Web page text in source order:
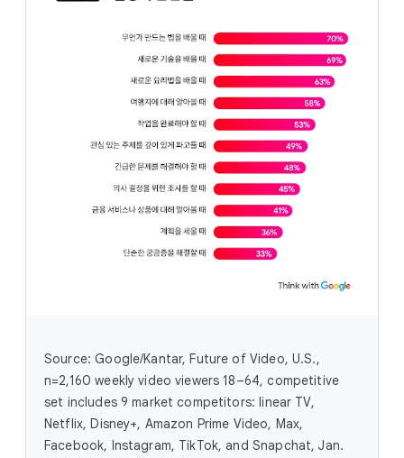
Source: Google/Kantar, Future of Video, U.S.,
n=2,160 weekly video viewers 18–64, competitive
set includes 9 market competitors: linear TV,
Netflix, Disney+, Amazon Prime Video, Max,
Facebook, Instagram, TikTok, and Snapchat, Jan.